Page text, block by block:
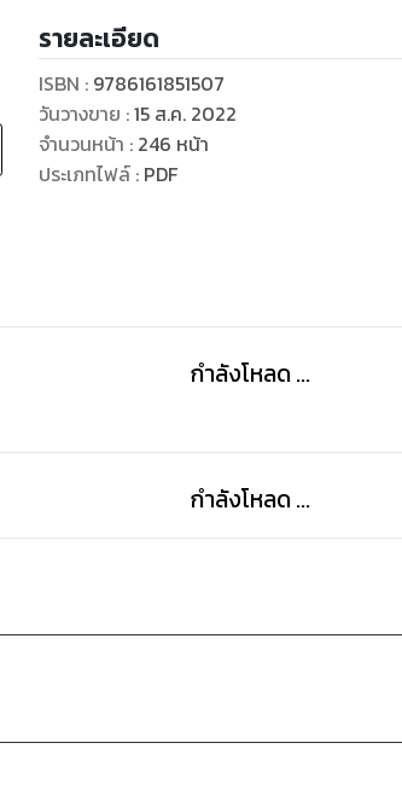
ติดตามการเอาตัวรอดของเขาในซีนาริโอต่
เพื่อช่วยหญิงสาวจากการย้อนกลับรอบที่ 41
คิมดกจาจึงรับภารกิจกลับมาจากราชินีแห่งดิ
จากผู้รับมือภัยพิบัติ กลับต้องกลายมาเป็น
รายละเอียด
ISBN : 9786161851507
วันวางขาย :15 ส.ค. 2022
จำนวนหน้า : 246 หน้า
ประเภทไฟล์: PDF
กำลังโหลด ...
กำลังโหลด ...